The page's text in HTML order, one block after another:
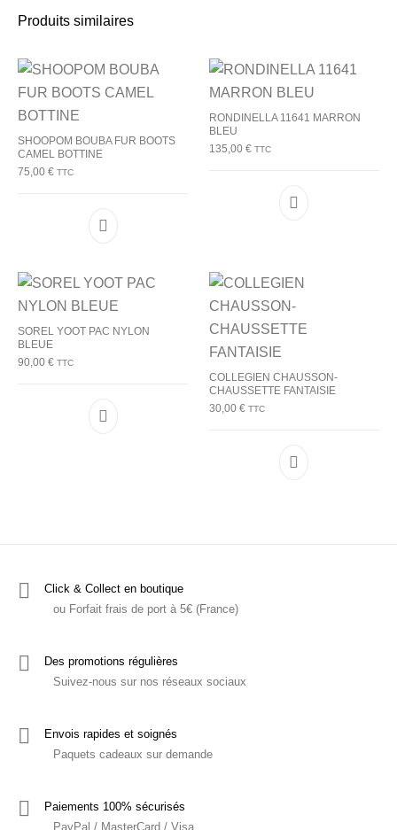
Produits similaires
SHOOPOM BOUBA FUR BOOTS
CAMEL BOTTINE
75,00€ TTC
Ce produit a plusieurs variations. Les options
RONDINELLA 11641 MARRON
BLEU
135,00 € TTC
Ce produit a
SOREL YOOT PAC NYLON
BLEUE
90,00€ TTC
Ce produit a plusieurs variations. Les options
COLLEGIEN CHAUSSON-
CHAUSSETTE FANTAISIE
30,00 € TTC
Ce produit a
Click & Collect en boutique
ou Forfait frais de port à 5€ (France)
Des promotions régulières
Suivez-nous sur nos réseaux sociaux
Envois rapides et soignés
Paquets cadeaux sur demande
Paiements 100% sécurisés
PayPal / MasterCard / Visa